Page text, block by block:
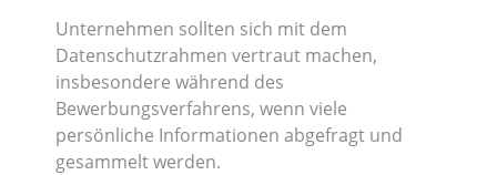
Unternehmen sollten sich mit dem
Datenschutzrahmen vertraut machen,
insbesondere während des
Bewerbungsverfahrens, wenn viele
persönliche Informationen abgefragt und
gesammelt werden.